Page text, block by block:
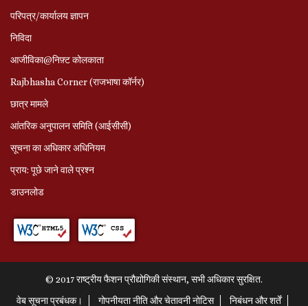
परिपत्र/कार्यालय ज्ञापन
निविदा
आजीविका@निफ़्ट कोलकाता
Rajbhasha Corner (राजभाषा कॉर्नर)
छात्र मामले
आंतरिक अनुपालन समिति (आईसीसी)
सूचना का अधिकार अधिनियम
प्राय: पूछे जाने वाले प्रश्‍न
डाउनलोड
© 2017 राष्ट्रीय फैशन प्रौद्योगिकी संस्थान, सभी अधिकार सुरक्षित.
वेब सूचना प्रबंधक।
गोपनीयता नीति और चेतावनी नोटिस निबंधन और शर्तें